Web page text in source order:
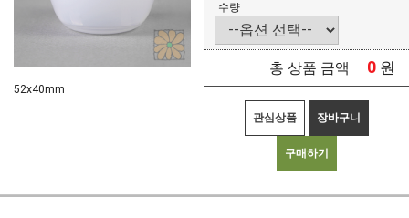
52x40mm
수량
총 상품 금액 0 원
관심상품 장바구니
구매하기